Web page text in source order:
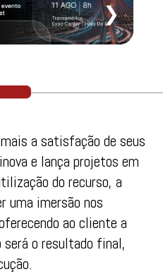
❯
a satisfação de seus
e lança projetos em
do recurso, a
uma imersão nos
ao cliente a
será o resultado final,